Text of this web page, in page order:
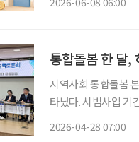
통합돌봄 한 달,
지역사회 통합돌봄
타났다. 시범사업 기
2026-04-28 07:00